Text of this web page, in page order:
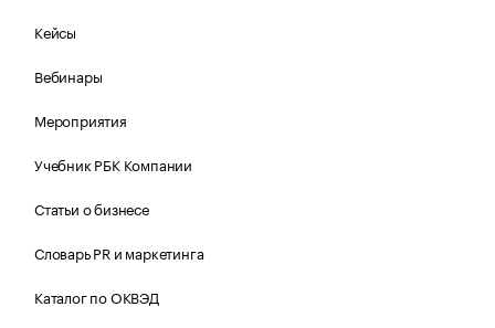
Кейсы
Вебинары
Мероприятия
Учебник РБК Компании
Статьи о бизнесе
Словарь PR и маркетинга
Каталог по ОКВЭД